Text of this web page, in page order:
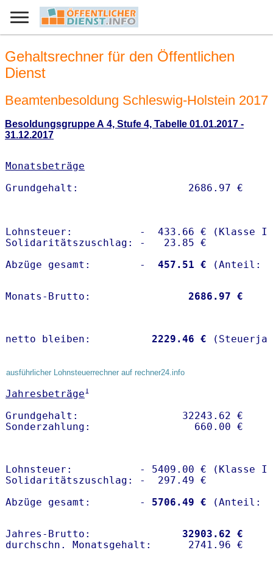
Gehaltsrechner für den Öffentlichen
Dienst
Beamtenbesoldung Schleswig-Holstein 2017
Besoldungsgruppe A 4, Stufe 4, Tabelle 01.01.2017 -
31.12.2017
Monatsbeträge
Lohnsteuer:           -  433.66 € (Klasse I)
Solidaritätszuschlag: -   23.85 €
Abzüge gesamt:        -
  457.51 €
Monats-Brutto: 2686.97 €
netto bleiben: 2229.46 €
ausführlicher Lohnsteuerrechner auf rechner24.info
Jahresbeträge1
Grundgehalt:                 32243.62 €
Lohnsteuer:           - 5409.00 € (Klasse I)
Solidaritätszuschlag: -  297.49 €
Abzüge gesamt:        -
5706.49 €
Jahres-Brutto: 32903.62 €